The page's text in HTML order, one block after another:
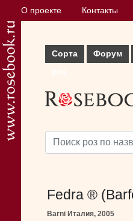
О проекте Контакты
Сорта
Форум
Fedra ®
Barni Италия, 2005